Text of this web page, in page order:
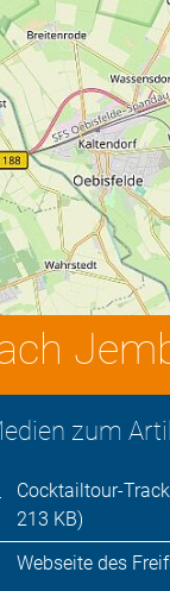
zum
Cocktailtour-
213 KB)
Webseite des